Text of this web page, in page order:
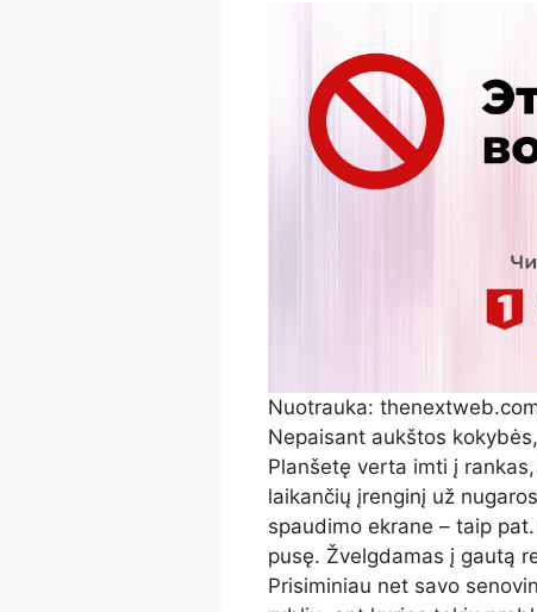
Nuotrauka:
Nepaisant aukštos
Planšetę verta imti į
laikančių įrenginį už
spaudimo ekrane – taip
pusę. Žvelgdamas į gautą
Prisiminiau net savo